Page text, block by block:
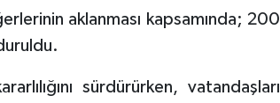
aklanması kapsamında; 200
sürdürürken, vatandaşları